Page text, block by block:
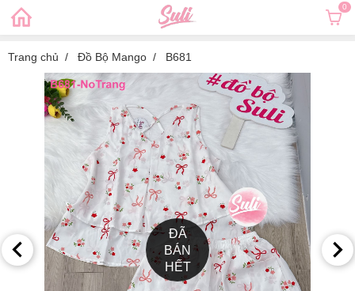
0
Trang chủ Đồ Bộ Mango B681
ĐÃ
BÁN
HẾT